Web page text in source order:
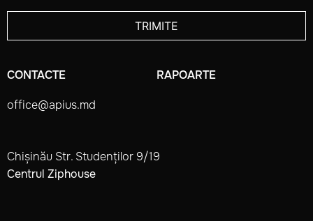
CONTACTE
office@apius.md
RAPOARTE
Chișinău Str. Studenților 9/19
Centrul Ziphouse